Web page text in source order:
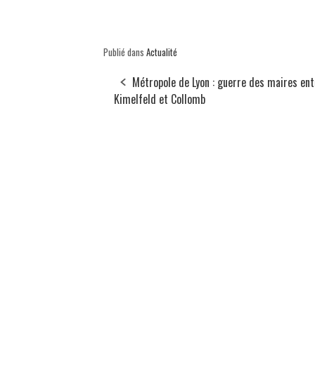
Publié dans Actualité
Métropole de Lyon : guerre des maires
Kimelfeld et Collomb